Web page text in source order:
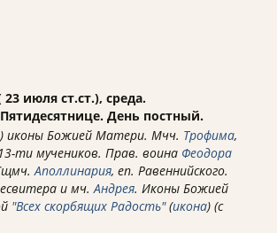
23 июля ст.ст.), среда.
День постный.
) иконы Божией Матери. Мчч. Трофима,
ти мучеников. Прав. воина Феодора
Аполлинария, еп. Равеннийского.
и мч.Андрея. Иконы Божией
"Всех скорбящих Радость"(икона) (с